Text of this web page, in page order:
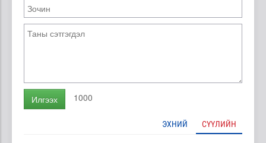
Илгээх 1000
ЭХНИЙ СҮҮЛИЙН